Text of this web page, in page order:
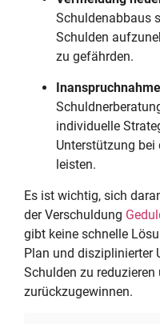
Schuldenabbaus
Schulden
zu gefährden.
individuelle
Unterstützung
leisten.
Es ist wichtig, sich
der Verschuldung
gibt keine schnelle
Plan und disziplinierter
Schulden zu
zurückzugewinnen.